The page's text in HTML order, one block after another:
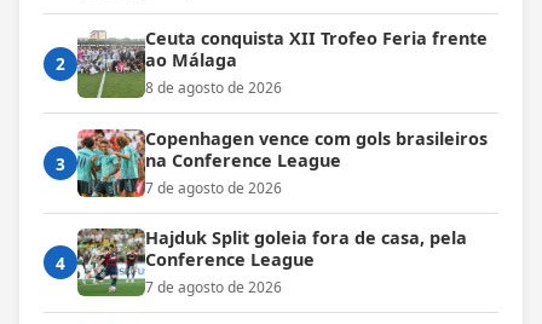
2
Ceuta conquista XII Trofeo Feria frente
ao Málaga
8 de agosto de 2026
3
Copenhagen vence com gols brasileiros
na Conference League
7 de agosto de 2026
4
Hajduk Split goleia fora de casa, pela
Conference League
7 de agosto de 2026